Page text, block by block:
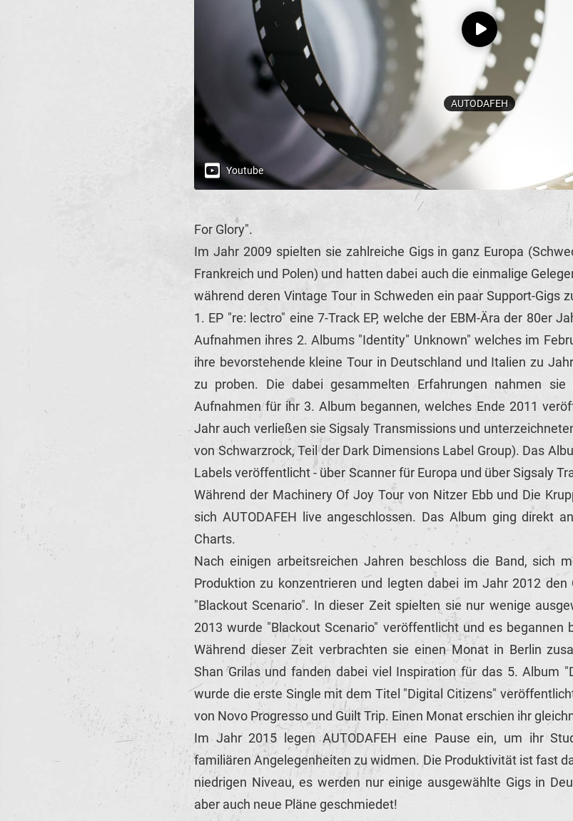
For Glory".
Im Jahr 2009 spielten sie zahlreiche Gigs in ganz Europa
Frankreich und Polen) und hatten dabei auch die einmalige
während deren Vintage Tour in Schweden ein paar Support-Gigs
1. EP "re: lectro" eine 7-Track EP, welche der EBM-Ära der 80er
Aufnahmen ihres 2. Albums "Identity" Unknown" welches im
ihre bevorstehende kleine Tour in Deutschland und Italien zu
zu proben. Die dabei gesammelten Erfahrungen nahmen
Aufnahmen für ihr 3. Album begannen, welches Ende 2011
Jahr auch verließen sie Sigsaly Transmissions und
von Schwarzrock, Teil der Dark Dimensions Label Group). Das
Labels veröffentlicht - über Scanner für Europa und über Sigsaly
Während der Machinery Of Joy Tour von Nitzer Ebb und Die
sich AUTODAFEH live angeschlossen. Das Album ging direkt
Charts.
Nach einigen arbeitsreichen Jahren beschloss die Band, sich
Produktion zu konzentrieren und legten dabei im Jahr 2012
"Blackout Scenario". In dieser Zeit spielten sie nur wenige
2013 wurde "Blackout Scenario" veröffentlicht und es begannen
Während dieser Zeit verbrachten sie einen Monat in Berlin
Shan Grilas und fanden dabei viel Inspiration für das 5. Album
wurde die erste Single mit dem Titel "Digital Citizens"
von Novo Progresso und Guilt Trip. Einen Monat erschien ihr
Im Jahr 2015 legen AUTODAFEH eine Pause ein, um ihr
familiären Angelegenheiten zu widmen. Die Produktivität ist fast
niedrigen Niveau, es werden nur einige ausgewählte Gigs in
aber auch neue Pläne geschmiedet!